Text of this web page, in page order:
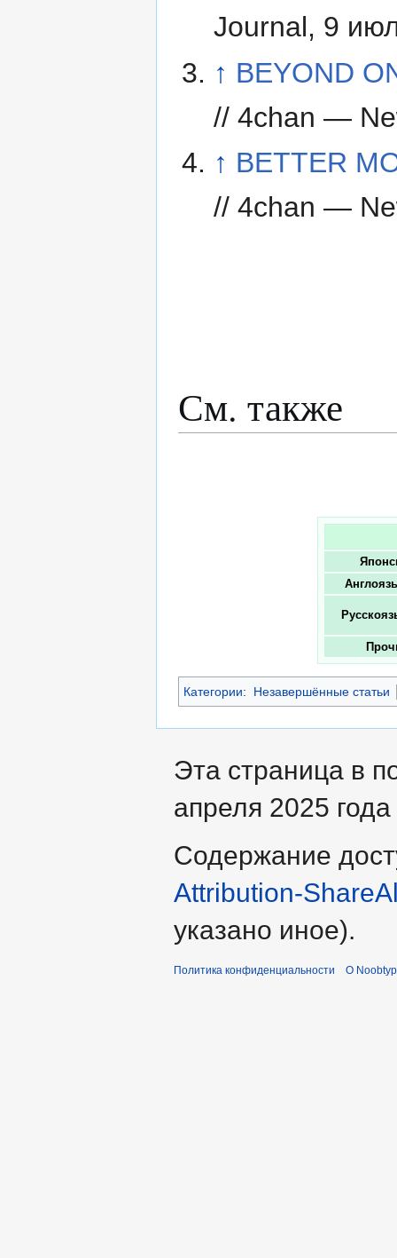
Journal, 9
↑ BEYOND
// 4chan —
↑ BETTER
// 4chan —
См. также
Категории: Незавершённые статьи
Эта страница в
апреля 2025
Содержание
Attribution-
указано иное).
Политика конфиденциальности О